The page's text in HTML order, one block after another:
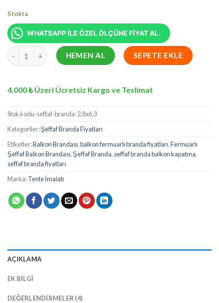
Stokta
WHATSAPP İLE ÖZEL ÖLÇÜNE FİYAT AL.
2,8 x 6,3 Metre Şeffaf Branda Balkon Kapatma - Balkon
HEMEN AL SEPETE EKLE
4.000 ₺ Üzeri Ücretsiz Kargo ve Teslimat
Stok kodu:seffaf-branda-2.8x6.3
Kategoriler:Şeffaf Branda Fiyatları
Etiketler:Balkon Brandası,balkon fermuarlı branda fiyatları,Fermuarlı
Şeffaf Balkon Brandası,Şeffaf Branda, seffaf branda balkon kapatma,
seffaf branda fiyatları
Marka:Tente İmalatı
AÇIKLAMA
EK BILGI
DEĞERLENDIRMELER (4)